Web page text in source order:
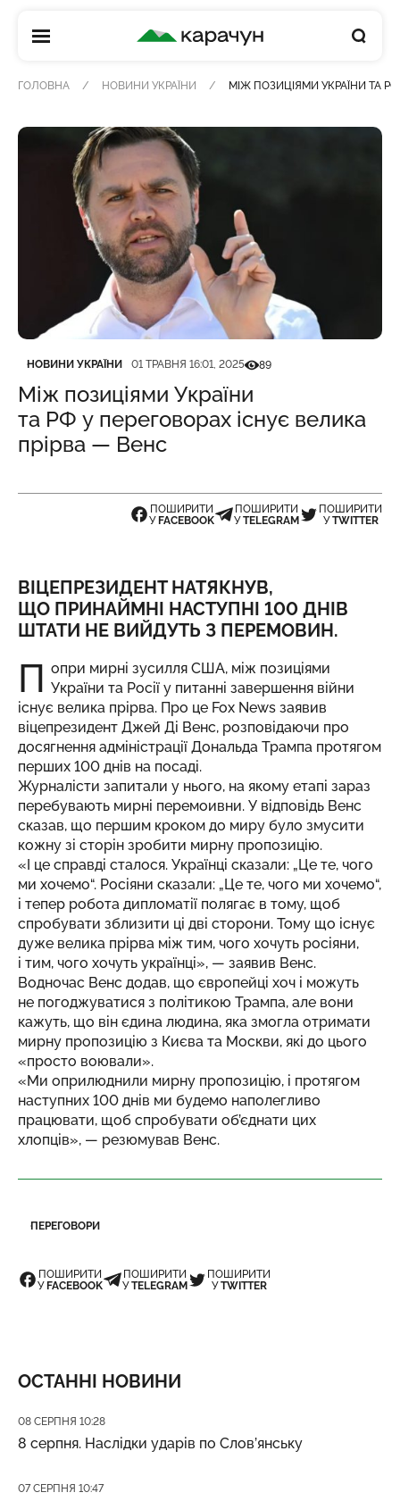
КАРАЧУН
ГОЛОВНА НОВИНИ УКРАЇНИ МІЖ ПОЗИЦІЯМИ УКРАЇНИ ТА
Категорія
НОВИНИ УКРАЇНИ
Дата публікації 01 ТРАВНЯ 16:01, 2025Кількість переглядів
89
Між позиціями України
та РФ у переговорах існує велика
прірва — Венс
ПОШИРИТИ
У FACEBOOK
ПОШИРИТИ
УTELEGRAM
ПОШИРИТИ
УTWITTER
ВІЦЕПРЕЗИДЕНТ НАТЯКНУВ,
ЩО ПРИНАЙМНІ НАСТУПНІ 100 ДНІВ
ШТАТИ НЕ ВИЙДУТЬ З ПЕРЕМОВИН.
П опри мирні зусилля США, між позиціями
України та Росії у питанні завершення війни
існує велика прірва. Про це Fox News заявив
віцепрезидент Джей Ді Венс, розповідаючи про
досягнення адміністрації Дональда Трампа протягом
перших 100 днів на посаді.
Журналісти запитали у нього, на якому етапі зараз
перебувають мирні перемоивни. У відповідь Венс
сказав, що першим кроком до миру було змусити
кожну зі сторін зробити мирну пропозицію.
«І це справді сталося. Українці сказали: „Це те, чого
ми хочемо“. Росіяни сказали: „Це те, чого ми хочемо“,
і тепер робота дипломатії полягає в тому, щоб
спробувати зблизити ці дві сторони. Тому що існує
дуже велика прірва між тим, чого хочуть росіяни,
і тим, чого хочуть українці», — заявив Венс.
Водночас Венс додав, що європейці хоч і можуть
не погоджуватися з політикою Трампа, але вони
кажуть, що він єдина людина, яка змогла отримати
мирну пропозицію з Києва та Москви, які до цього
«просто воювали».
«Ми оприлюднили мирну пропозицію, і протягом
наступних 100 днів ми будемо наполегливо
працювати, щоб спробувати об’єднати цих
хлопців», — резюмував Венс.
ПЕРЕГОВОРИ
ПОШИРИТИ
У FACEBOOK
ПОШИРИТИ
УTELEGRAM
ПОШИРИТИ
УTWITTER
ОСТАННІ НОВИНИ
Дата публікації
08 СЕРПНЯ 10:28
8 серпня. Наслідки ударів по Слов’янську
Дата публікації
07 СЕРПНЯ 10:47